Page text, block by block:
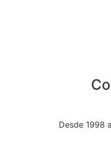
Desde 1998